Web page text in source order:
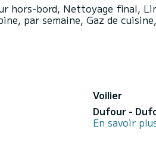
hors-bord, Nettoyage final,
par semaine, Gaz de
Voilier
Dufour -
En savoir